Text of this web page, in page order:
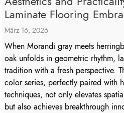
Laminate Flooring
März 16, 2026
When Morandi gray meets
oak unfolds in geometric rhythm,
tradition with a fresh perspective.
color series, perfectly paired with
techniques, not only elevates
but also achieves breakthrough